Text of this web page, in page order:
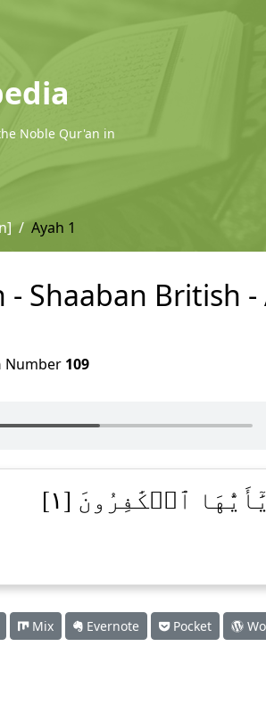
Noble Qur'an in
Ayah 1
Shaaban British -
Number 109
ٱلۡكَٰفِرُونَ [١]
Mix Evernote Pocket